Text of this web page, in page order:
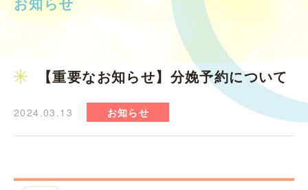
【重要なお知らせ】分娩予約について
2024.03.13 お知らせ